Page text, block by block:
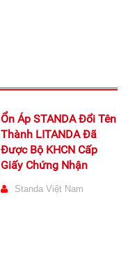
Ổn Áp STANDA Đổi Tên
Thành LITANDA Đã
Được Bộ KHCN Cấp
Giấy Chứng Nhận
Standa Việt Nam